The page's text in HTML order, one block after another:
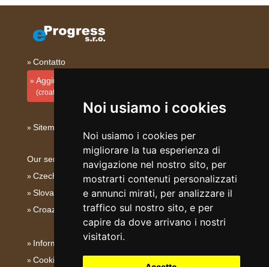
Noi usiamo i cookies
Noi usiamo i cookies per
migliorare la tua esperienza di
navigazione nel nostro sito, per
mostrarti contenuti personalizzati
e annunci mirati, per analizzare il
traffico sul nostro sito, e per
capire da dove arrivano i nostri
visitatori.
Contatto
Aggiungi la tua sistemazione
(croato)
Sitemap
Our servers:
Czech mountains
Slovakian mountains
Croazia - Adriatico
Informativa su privacy
Cookies